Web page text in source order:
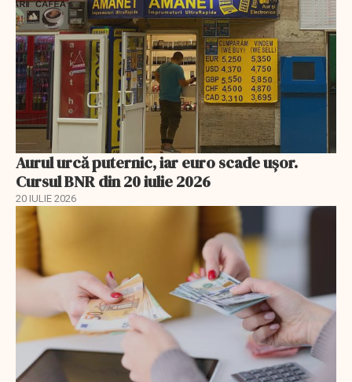
Aurul urcă puternic, iar euro scade ușor.
Cursul BNR din 20 iulie 2026
20 IULIE 2026